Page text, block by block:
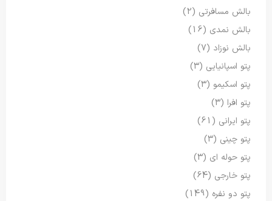
بالش مسافرتی (2)
بالش نمدی (16)
بالش نوزاد (7)
پتو اسپانیایی (3)
پتو اسکیمو (3)
پتو افرا (3)
پتو ایرانی (61)
پتو چینی (3)
پتو حوله ای (3)
پتو خارجی (64)
پتو دو نفره (149)